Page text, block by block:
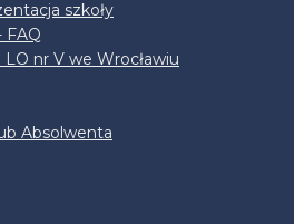
szkoły
FAQ
nr V we Wrocławiu
Absolwenta